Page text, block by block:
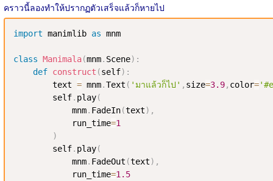
คราวนี้ลองทำให้ปรากฏตัวเสร็จแล้วก็หายไป
import manimlib as mnm
class Manimala(mnm. Scene) :
def construct (self) :
        text
= mnm.Text ( 'มาแล้วก็ไป' , size=3.9, color=
        self
. play(
            mnm
. FadeIn(text) ,
            run_time
=1
)
        self
. play(
            mnm
. FadeOut (text) ,
            run_time
=1.5